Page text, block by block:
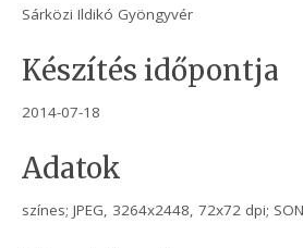
Sárközi Ildikó Gyöngyvér
Készítés időpontja
2014-07-18
Adatok
színes; JPEG, 3264x2448, 72x72 dpi;